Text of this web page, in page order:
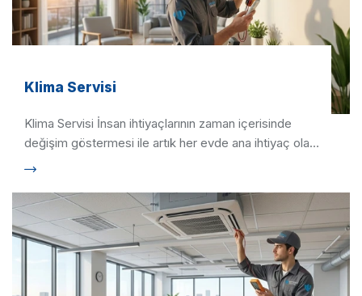
Klima Servisi
Klima Servisi İnsan ihtiyaçlarının zaman içerisinde
değişim göstermesi ile artık her evde ana ihtiyaç olan